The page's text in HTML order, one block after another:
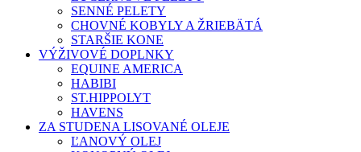
SENNÉ PELETY
CHOVNÉ KOBYLY A ŽRIEBÄTÁ
STARŠIE KONE
VÝŽIVOVÉ DOPLNKY
EQUINE AMERICA
HABIBI
ST.HIPPOLYT
HAVENS
ZA STUDENA LISOVANÉ OLEJE
ĽANOVÝ OLEJ